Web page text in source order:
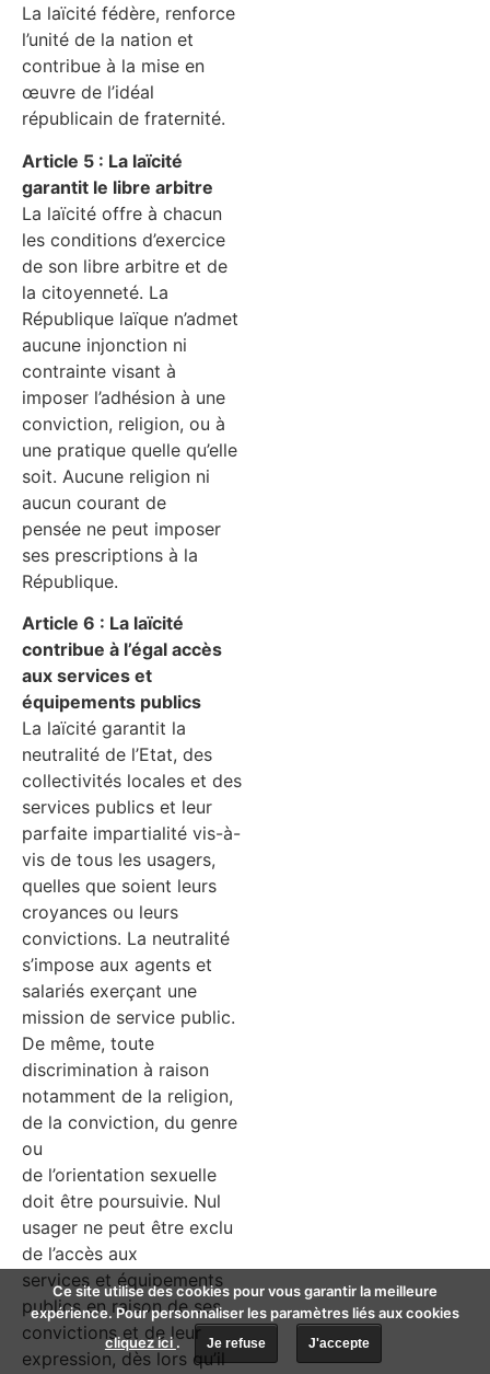
La laïcité fédère, renforce
l’unité de la nation et
contribue à la mise en
œuvre de l’idéal
républicain de fraternité.
Article 5 : La laïcité
garantit le libre arbitre
La laïcité offre à chacun
les conditions d’exercice
de son libre arbitre et de
la citoyenneté. La
République laïque n’admet
aucune injonction ni
contrainte visant à
imposer l’adhésion à une
conviction, religion, ou à
une pratique quelle qu’elle
soit. Aucune religion ni
aucun courant de
pensée ne peut imposer
ses prescriptions à la
République.
Article 6 : La laïcité
contribue à l’égal accès
aux services et
équipements publics
La laïcité garantit la
neutralité de l’Etat, des
collectivités locales et des
services publics et leur
parfaite impartialité vis-à-
vis de tous les usagers,
quelles que soient leurs
croyances ou leurs
convictions. La neutralité
s’impose aux agents et
salariés exerçant une
mission de service public.
De même, toute
discrimination à raison
notamment de la religion,
de la conviction, du genre
ou
de l’orientation sexuelle
doit être poursuivie. Nul
usager ne peut être exclu
de l’accès aux
services et équipements
publics en raison de ses
convictions et de leur
expression, dès lors qu’il
Ce site utilise des cookies pour vous garantir la meilleure
expérience. Pour personnaliser les paramètres liés aux cookies
cliquez ici. Je refuse J'accepte